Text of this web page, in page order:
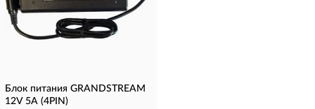
Блок питания GRANDSTREAM
12V 5A (4PIN)